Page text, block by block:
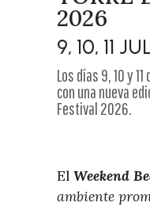
Historia
2026
9,
Los días 9, 10 y
con una nueva
Festival 2026.
El Weekend
ambiente